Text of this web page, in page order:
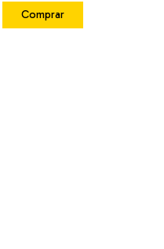
Comprar